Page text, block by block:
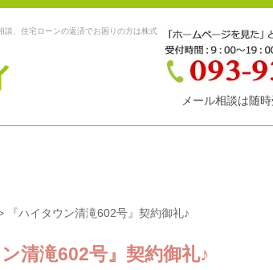
、住宅ローンの返済でお困りの方は株式
メール相談は随
『ハイタウン清滝602号』契約御礼♪
ン清滝602号』契約御礼♪